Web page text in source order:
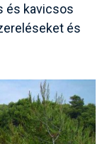
és kavicsos
és